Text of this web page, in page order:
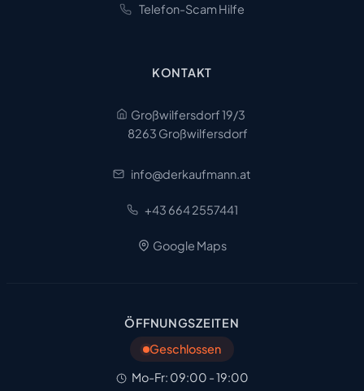
Telefon-Scam Hilfe
KONTAKT
Großwilfersdorf 19/3
8263 Großwilfersdorf
info@derkaufmann.at
+43 664 2557441
Google Maps
ÖFFNUNGSZEITEN
Geschlossen
Mo-Fr: 09:00 - 19:00